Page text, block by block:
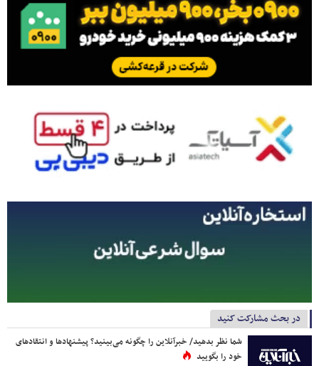
در بحث مشارکت کنید
شما نظر بدهید/ خبرآنلاین را چگونه می‌بینید؟ پیشنهادها و انتقادهای
خود را بگویید